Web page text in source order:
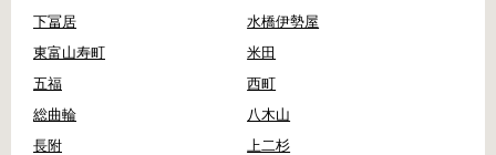
下冨居
水橋伊勢屋
東富山寿町
米田
五福
西町
総曲輪
八木山
長附
上二杉